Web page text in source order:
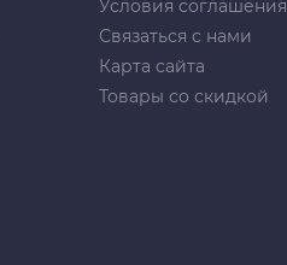
Условия соглашения
Связаться с нами
Карта сайта
Товары со скидкой